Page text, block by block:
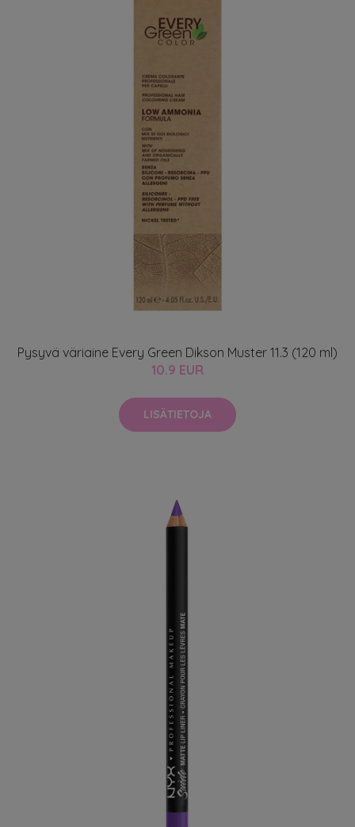
Pysyvä väriaine Every Green Dikson Muster 11.3 (120 ml)
10.9 EUR
LISÄTIETOJA